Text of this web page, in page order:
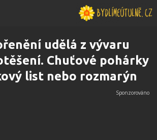
udělá z vývaru
Chuťové pohárky
list nebo rozmarýn